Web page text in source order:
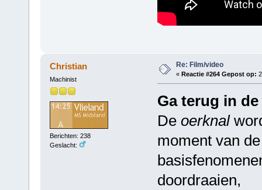
Christian
Machinist
Berichten: 238
Geslacht:
Re: Film/video
« Reactie #264 Gepost op:
Ga terug in
De oerknal
moment van
doordraaien,